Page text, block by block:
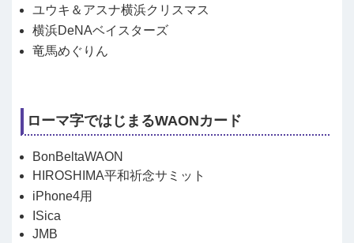
ユウキ＆アスナ横浜クリスマス
横浜DeNAベイスターズ
竜馬めぐりん
ローマ字ではじまるWAONカード
BonBeltaWAON
HIROSHIMA平和祈念サミット
iPhone4用
ISica
JMB